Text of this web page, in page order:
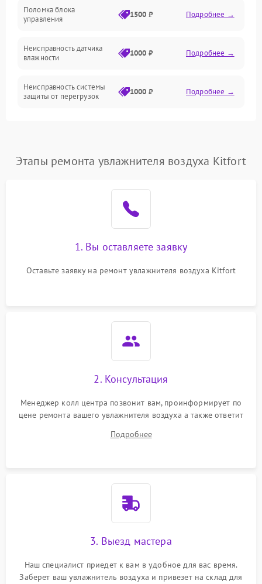
Датчики
Поломка блока
управления
1500 ₽ Подробнее →
Неисправность датчика
влажности
1000 ₽ Подробнее →
Неисправность системы
защиты от перегрузок
1000 ₽ Подробнее →
1000 ₽
Повреждение системы
перенапряжения
1000 ₽
1300 ₽
Этапы ремонта увлажнителя воздуха Kitfort
1. Вы оставляете заявку
Оставьте заявку на ремонт увлажнителя воздуха Kitfort
2. Консультация
Менеджер колл центра позвонит вам, проинформирует по
цене ремонта вашего увлажнителя воздуха а также ответит
Подробнее
3. Выезд мастера
Наш специалист приедет к вам в удобное для вас время.
Заберет ваш увлажнитель воздуха и привезет на склад для